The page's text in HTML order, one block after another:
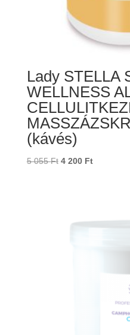
Lady STELLA
WELLNESS
(kávés)
5 055Ft Original
4 200 FtCurrent